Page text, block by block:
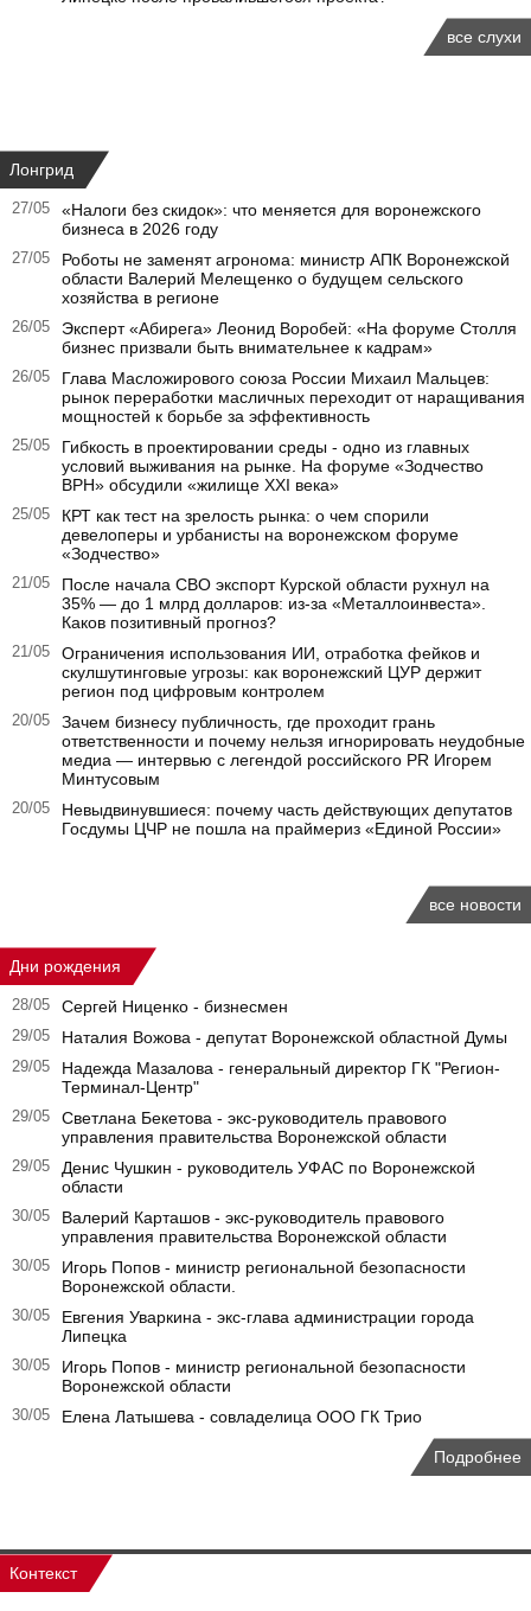
все слухи
Лонгрид
27/05
«Налоги без скидок»: что меняется для воронежского
бизнеса в 2026 году
27/05
Роботы не заменят агронома: министр АПК Воронежской
области Валерий Мелещенко о будущем сельского
хозяйства в регионе
26/05
Эксперт «Абирега» Леонид Воробей: «На форуме Столля
бизнес призвали быть внимательнее к кадрам»
26/05
Глава Масложирового союза России Михаил Мальцев:
рынок переработки масличных переходит от наращивания
мощностей к борьбе за эффективность
25/05
Гибкость в проектировании среды - одно из главных
условий выживания на рынке. На форуме «Зодчество
ВРН» обсудили «жилище XXI века»
25/05
КРТ как тест на зрелость рынка: о чем спорили
девелоперы и урбанисты на воронежском форуме
«Зодчество»
21/05
После начала СВО экспорт Курской области рухнул на
35% — до 1 млрд долларов: из-за «Металлоинвеста».
Каков позитивный прогноз?
21/05
Ограничения использования ИИ, отработка фейков и
скулшутинговые угрозы: как воронежский ЦУР держит
регион под цифровым контролем
20/05
Зачем бизнесу публичность, где проходит грань
ответственности и почему нельзя игнорировать неудобные
медиа — интервью с легендой российского PR Игорем
Минтусовым
20/05
Невыдвинувшиеся: почему часть действующих депутатов
Госдумы ЦЧР не пошла на праймериз «Единой России»
все новости
Дни рождения
28/05 Сергей Ниценко - бизнесмен
29/05 Наталия Вожова - депутат Воронежской областной Думы
29/05
Надежда Мазалова - генеральный директор ГК "Регион-
Терминал-Центр"
29/05
Светлана Бекетова - экс-руководитель правового
управления правительства Воронежской области
29/05
Денис Чушкин - руководитель УФАС по Воронежской
области
30/05
Валерий Карташов - экс-руководитель правового
управления правительства Воронежской области
30/05
Игорь Попов - министр региональной безопасности
Воронежской области.
30/05
Евгения Уваркина - экс-глава администрации города
Липецка
30/05
Игорь Попов - министр региональной безопасности
Воронежской области
30/05 Елена Латышева - совладелица ООО ГК Трио
Подробнее
Контекст